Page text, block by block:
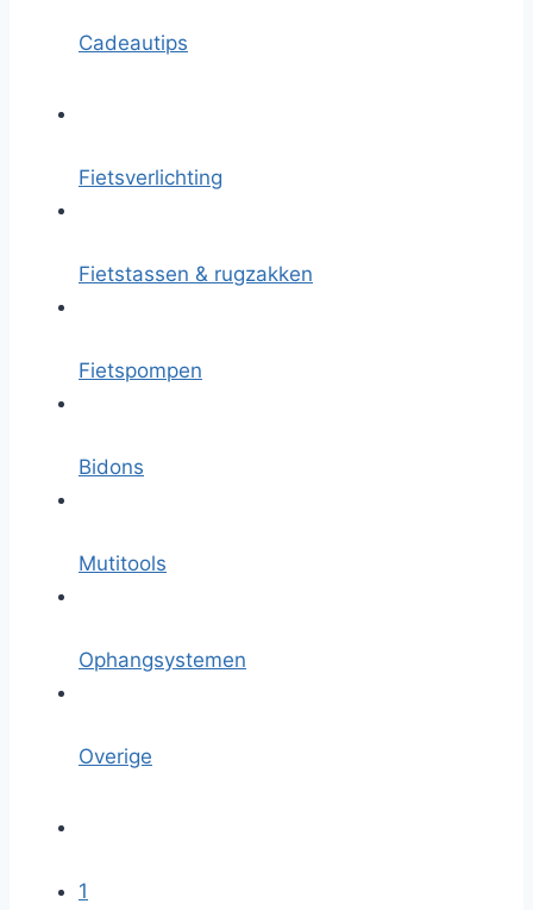
Cadeautips
Fietsverlichting
Fietstassen & rugzakken
Fietspompen
Bidons
Mutitools
Ophangsystemen
Overige
1